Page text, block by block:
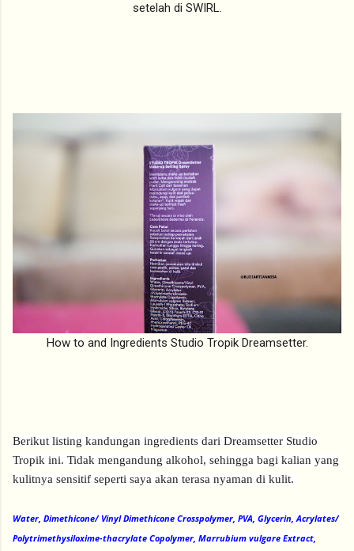
setelah di SWIRL.
How to and Ingredients Studio Tropik Dreamsetter.
Berikut listing kandungan ingredients dari Dreamsetter Studio
Tropik ini. Tidak mengandung alkohol, sehingga bagi kalian yang
kulitnya sensitif seperti saya akan terasa nyaman di kulit.
Water, Dimethicone/ Vinyl Dimethicone Crosspolymer, PVA, Glycerin, Acrylates/
Polytrimethysiloxime-thacrylate Copolymer, Marrubium vulgare Extract,